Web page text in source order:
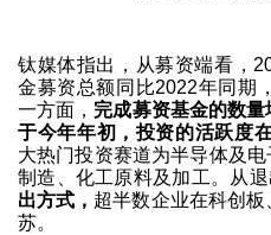
钛媒体指出，从募资端看，
金募资总额同比2022年同期
一方面， 完成募资基金的数量
于今年年初，投资的活跃度
大热门投资赛道为半导体及
制造、化工原料及加工。从退
出方式， 超半数企业在科创
苏。